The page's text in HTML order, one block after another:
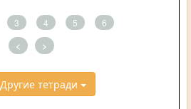
3 4 5 6
< >
Другие тетради